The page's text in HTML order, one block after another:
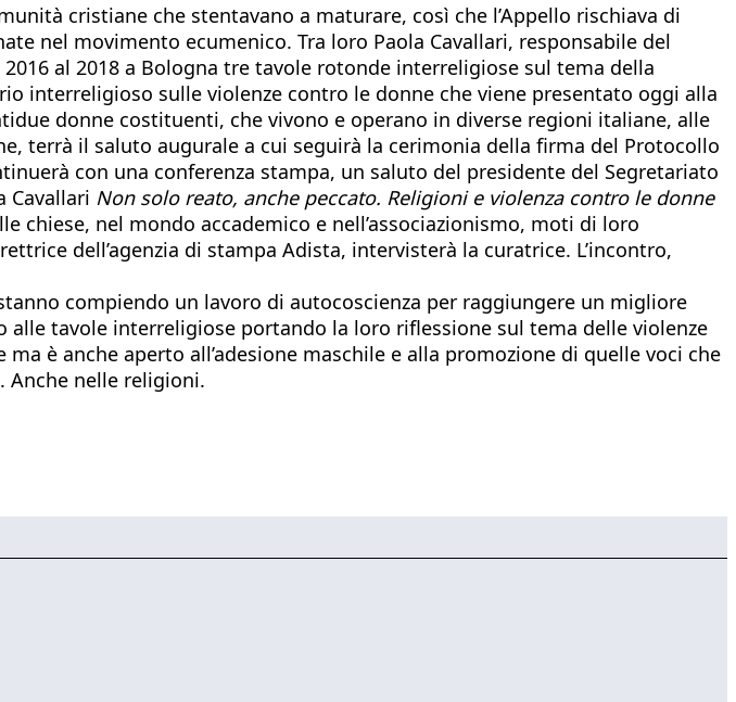
cristiane che stentavano a maturare, così che l’Appello rischiava di
nel movimento ecumenico. Tra loro Paola Cavallari, responsabile del
al 2018 a Bologna tre tavole rotonde interreligiose sul tema della
interreligioso sulle violenze contro le donne che viene presentato oggi alla
donne costituenti, che vivono e operano in diverse regioni italiane, alle
terrà il saluto augurale a cui seguirà la cerimonia della firma del Protocollo
con una conferenza stampa, un saluto del presidente del Segretariato
Cavallari Non solo reato, anche peccato. Religioni e violenza contro le donne
nel mondo accademico e nell’associazionismo, moti di loro
dell’agenzia di stampa Adista, intervisterà la curatrice. L’incontro,
compiendo un lavoro di autocoscienza per raggiungere un migliore
tavole interreligiose portando la loro riflessione sul tema delle violenze
è anche aperto all’adesione maschile e alla promozione di quelle voci che
Anche nelle religioni.